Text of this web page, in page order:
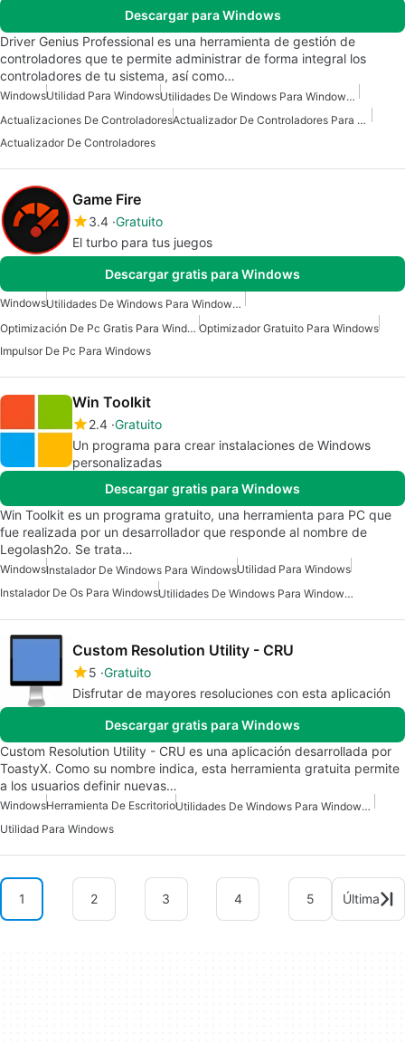
Descargar para Windows
Driver Genius Professional es una herramienta de gestión de
controladores que te permite administrar de forma integral los
controladores de tu sistema, así como…
WindowsUtilidad Para Windows
Utilidades De Windows Para Windows 10
Actualizaciones De Controladores
Actualizador De Controladores Para Windows
Actualizador De Controladores
Game Fire
3.4 Gratuito
El turbo para tus juegos
Descargar gratis para Windows
Windows
Utilidades De Windows Para Windows 10
Optimización De Pc Gratis Para Windows Optimizador Gratuito Para Windows
Impulsor De Pc Para Windows
Win Toolkit
2.4 Gratuito
Un programa para crear instalaciones de Windows
personalizadas
Descargar gratis para Windows
Win Toolkit es un programa gratuito, una herramienta para PC que
fue realizada por un desarrollador que responde al nombre de
Legolash2o. Se trata…
WindowsInstalador De Windows Para WindowsUtilidad Para Windows
Instalador De Os Para Windows
Utilidades De Windows Para Windows 10
Custom Resolution Utility - CRU
5 Gratuito
Disfrutar de mayores resoluciones con esta aplicación
Descargar gratis para Windows
Custom Resolution Utility - CRU es una aplicación desarrollada por
ToastyX. Como su nombre indica, esta herramienta gratuita permite
a los usuarios definir nuevas…
WindowsHerramienta De Escritorio
Utilidades De Windows Para Windows 10
Utilidad Para Windows
1 2 3 4 5 Última